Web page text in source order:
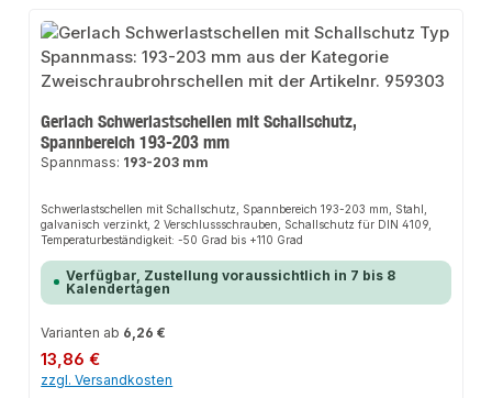
Gerlach Schwerlastschellen mit Schallschutz,
Spannbereich 193-203 mm
Spannmass: 193-203 mm
Schwerlastschellen mit Schallschutz, Spannbereich 193-203 mm, Stahl,
galvanisch verzinkt, 2 Verschlussschrauben, Schallschutz für DIN 4109,
Temperaturbeständigkeit: -50 Grad bis +110 Grad
Verfügbar, Zustellung voraussichtlich in 7 bis 8
Kalendertagen
Varianten ab 6,26 €
Regulärer Preis:
13,86 €
zzgl. Versandkosten